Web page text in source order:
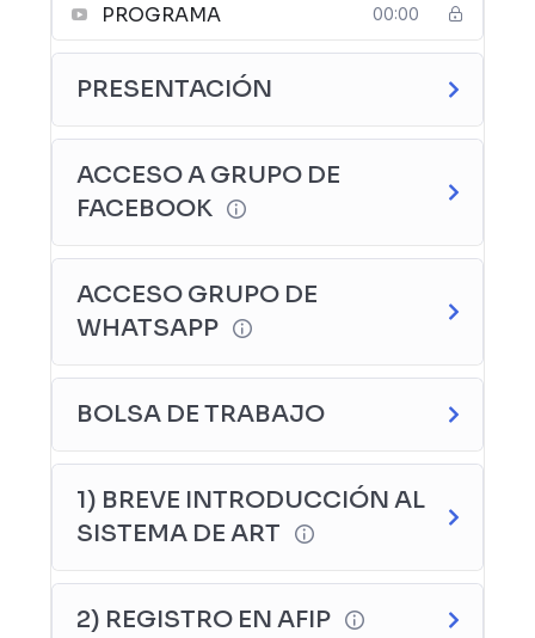
PROGRAMA 00:00
PRESENTACIÓN
ACCESO A GRUPO DE
FACEBOOK
ACCESO GRUPO DE
WHATSAPP
BOLSA DE TRABAJO
1) BREVE INTRODUCCIÓN AL
SISTEMA DE ART
2) REGISTRO EN AFIP